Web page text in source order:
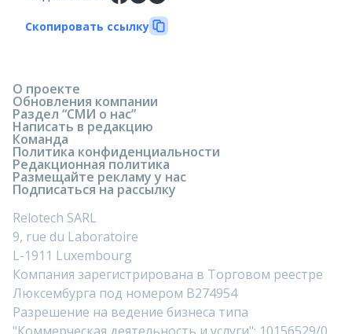
Скопировать ссылку
О проекте
Обновления компании
Раздел “СМИ о нас”
Написать в редакцию
Команда
Политика конфиденциальности
Редакционная политика
Размещайте рекламу у нас
Подписаться на рассылку
Relotech SARL
9, rue du Laboratoire
L-1911 Luxembourg
Компания зарегистрирована в Торговом реестре
Люксембурга под номером B274954
Разрешение на ведение бизнеса типа